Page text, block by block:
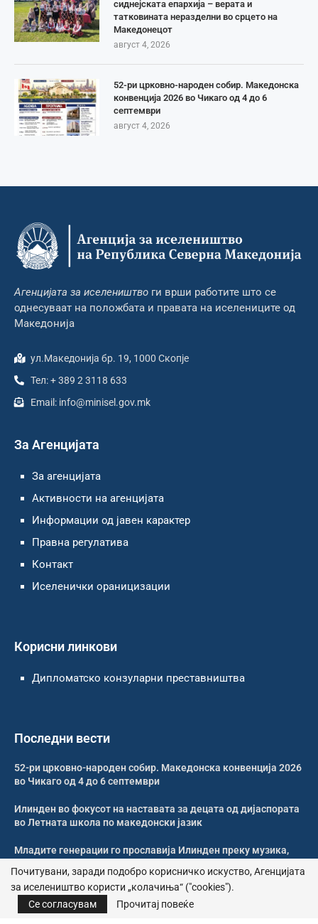
сиднејската епархија – верата и
татковината неразделни во срцето на
Македонецот
август 4, 2026
52-ри црковно-народен собир. Македонска
конвенција 2026 во Чикаго од 4 до 6
септември
август 4, 2026
Агенцијата за иселеништво ги врши работите што се
однесуваат на положбата и правата на иселениците од
Македонија
ул.Македонија бр. 19, 1000 Скопје
Тел: + 389 2 3118 633
Email: info@minisel.gov.mk
За Агенцијата
За агенцијата
Активности на агенцијата
Информации од јавен карактер
Правна регулатива
Контакт
Иселенички ораницизации
Корисни линкови
Дипломатско конзуларни преставништва
Последни вести
52-ри црковно-народен собир. Македонска конвенција 2026
во Чикаго од 4 до 6 септември
Илинден во фокусот на наставата за децата од дијаспората
во Летната школа по македонски јазик
Младите генерации го прославија Илинден преку музика,
Свечено и молитвено одбележан Илинден во Џилонг
Почитувани, заради подобро корисничко искуство, Агенцијата
за иселеништво користи „колачиња“ ("cookies").
Се согласувам
Прочитај повеќе